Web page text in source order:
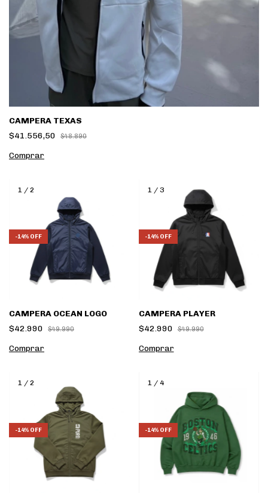
CAMPERA TEXAS
$41.556,50
$48.890
Comprar
1 / 2
-14% OFF
CAMPERA OCEAN LOGO
$42.990
$49.990
Comprar
1 / 3
-14% OFF
CAMPERA PLAYER
$42.990
$49.990
Comprar
1 / 2
-14% OFF
1/ 4
-14% OFF